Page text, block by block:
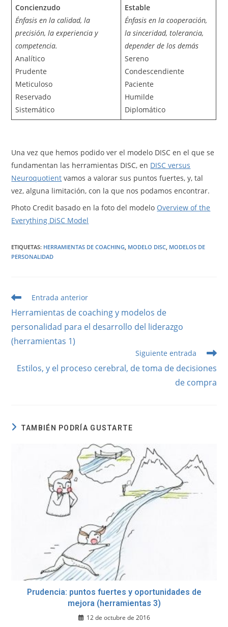
Concienzudo
Énfasis en la calidad, la
precisión, la experiencia y
competencia.
Analítico
Prudente
Meticuloso
Reservado
Sistemático
Estable
Énfasis en la cooperación,
la sinceridad, tolerancia,
depender de los demás
Sereno
Condescendiente
Paciente
Humilde
Diplomático
Una vez que hemos podido ver el modelo DISC en el que se
fundamentan las herramientas DISC, en DISC versus
Neuroquotient vamos a valorar sus puntos fuertes, y, tal
vez, alguna limitación, con la que nos podamos encontrar.
Photo Credit basado en la foto del modelo Overview of the
Everything DiSC Model
ETIQUETAS: HERRAMIENTAS DE COACHING MODELO DISC MODELOS DE
PERSONALIDAD
Leer
artículos
Entrada anterior
Herramientas de coaching y modelos de
personalidad para el desarrollo del liderazgo
(herramientas 1)
Siguiente entrada
Estilos, y el proceso cerebral, de toma de decisiones
de compra
TAMBIÉN PODRÍA GUSTARTE
Prudencia: puntos fuertes y oportunidades de
mejora (herramientas 3)
12 de octubre de 2016